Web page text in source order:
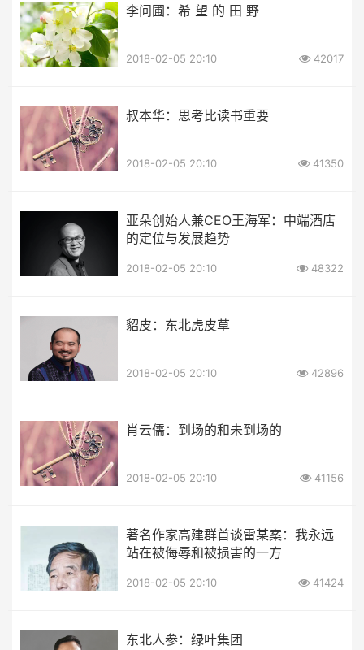
李问圃：希 望 的 田 野
2018-02-05 20:10 42017
叔本华：思考比读书重要
2018-02-05 20:10 41350
亚朵创始人兼CEO王海军：中端酒店
的定位与发展趋势
2018-02-05 20:10 48322
貂皮：东北虎皮草
2018-02-05 20:10 42896
肖云儒：到场的和未到场的
2018-02-05 20:10 41156
著名作家高建群首谈雷某案：我永远
站在被侮辱和被损害的一方
2018-02-05 20:10 41424
东北人参：绿叶集团